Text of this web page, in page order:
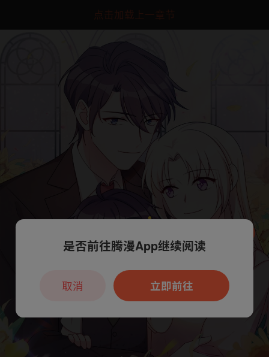
点击加载上一章节
本章节仅支持App阅读，可打开App新用
户7天免费看
是否前往腾漫App继续阅读
立即前往
取消